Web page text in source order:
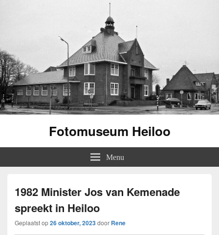
Fotomuseum Heiloo
Menu
1982 Minister Jos van Kemenade
spreekt in Heiloo
Geplaatst op26 oktober, 2023door Rene